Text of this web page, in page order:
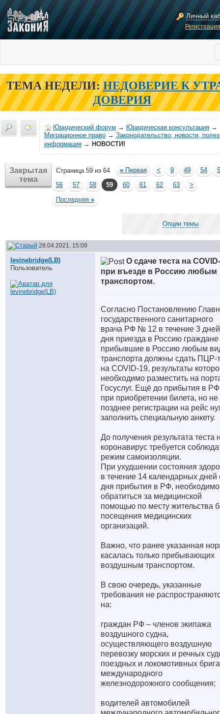
Личный
ТЕМА НЕДЕЛИ: НЕДОВЕРИЕ К
ДОВЕРИЯ
Юридический форум → Юридическая консультация →
Миграционное право → Законодательство, новости,
информация → НОВОСТИ!
Закрытая
тема
Страница 59 из 64 « Первая < 9 49 54
56
57 58 59 60 61 62 63
>
Последняя »
Опции темы
28.04.2021, 15:09
levinebridge(LB)
Пользователь
О сдаче теста на
при въезде в Россию любым
транспортом.
Согласно Постановлению
государственного санитарного
врача РФ № 12 в течение 3
дня приезда в Россию
прибывшие в Россию любым
транспорта должны сдать ПЦР-
на COVID-19, результаты
необходимо разместить на
Госуслуг. Ещё до прибытия в
при приобретении билета, но не
позднее регистрации на рейс
заполнить специальную анкету.
До получения результата теста
коронавирус требуется
режим самоизоляции.
При ухудшении состояния
в течение 14 календарных дней
дня прибытия в РФ, необходимо
обратиться за медицинской
помощью по месту жительства
посещения медицинских
организаций.
Важно, что ранее указанная
касалась только прибывающих
воздушным транспортом.
В свою очередь, указанные
требования не
на:
граждан РФ – членов экипажа
воздушного судна,
осуществляющего воздушную
перевозку морских и речных
поездных и локомотивных
международного
железнодорожного сообщения;
водителей автомобилей